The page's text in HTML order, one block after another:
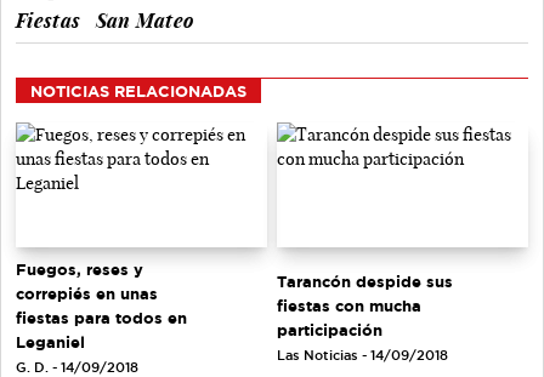
Fiestas
San Mateo
NOTICIAS RELACIONADAS
Fuegos, reses y
correpiés en unas
fiestas para todos en
Leganiel
G. D. - 14/09/2018
Tarancón despide sus
fiestas con mucha
participación
Las Noticias - 14/09/2018